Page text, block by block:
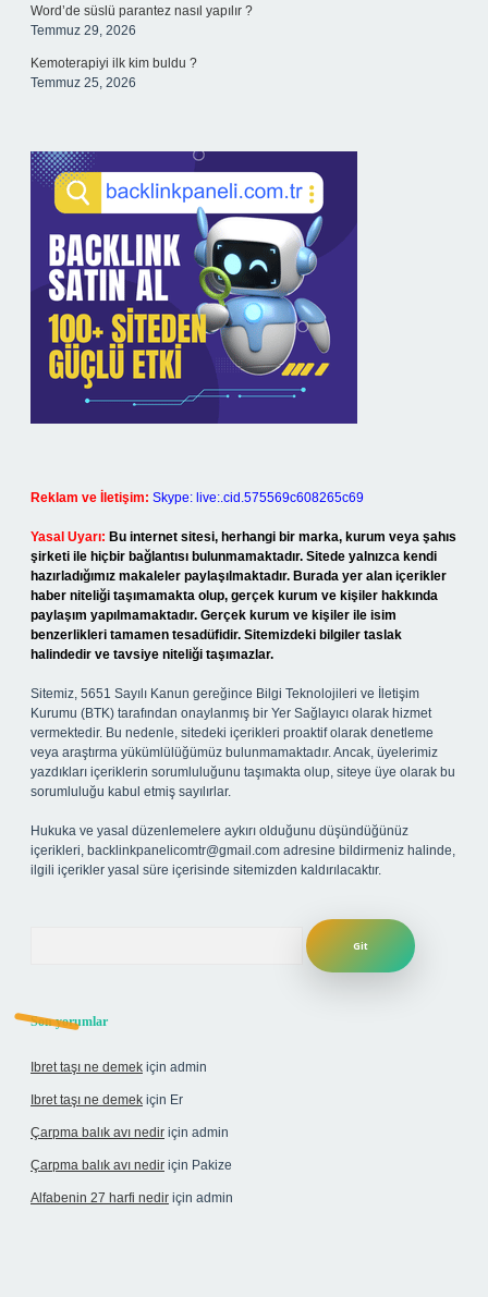
Word’de süslü parantez nasıl yapılır ?
Temmuz 29, 2026
Kemoterapiyi ilk kim buldu ?
Temmuz 25, 2026
Reklam ve İletişim: Skype: live:.cid.575569c608265c69
Yasal Uyarı: Bu internet sitesi, herhangi bir marka, kurum veya şahıs
şirketi ile hiçbir bağlantısı bulunmamaktadır. Sitede yalnızca kendi
hazırladığımız makaleler paylaşılmaktadır. Burada yer alan içerikler
haber niteliği taşımamakta olup, gerçek kurum ve kişiler hakkında
paylaşım yapılmamaktadır. Gerçek kurum ve kişiler ile isim
benzerlikleri tamamen tesadüfidir. Sitemizdeki bilgiler taslak
halindedir ve tavsiye niteliği taşımazlar.
Sitemiz, 5651 Sayılı Kanun gereğince Bilgi Teknolojileri ve İletişim
Kurumu (BTK) tarafından onaylanmış bir Yer Sağlayıcı olarak hizmet
vermektedir. Bu nedenle, sitedeki içerikleri proaktif olarak denetleme
veya araştırma yükümlülüğümüz bulunmamaktadır. Ancak, üyelerimiz
yazdıkları içeriklerin sorumluluğunu taşımakta olup, siteye üye olarak bu
sorumluluğu kabul etmiş sayılırlar.
Hukuka ve yasal düzenlemelere aykırı olduğunu düşündüğünüz
içerikleri, backlinkpanelicomtr@gmail.com adresine bildirmeniz halinde,
ilgili içerikler yasal süre içerisinde sitemizden kaldırılacaktır.
Son yorumlar
Ibret taşı ne demek için admin
Ibret taşı ne demek için Er
Çarpma balık avı nedir için admin
Çarpma balık avı nedir için Pakize
Alfabenin 27 harfi nedir için admin